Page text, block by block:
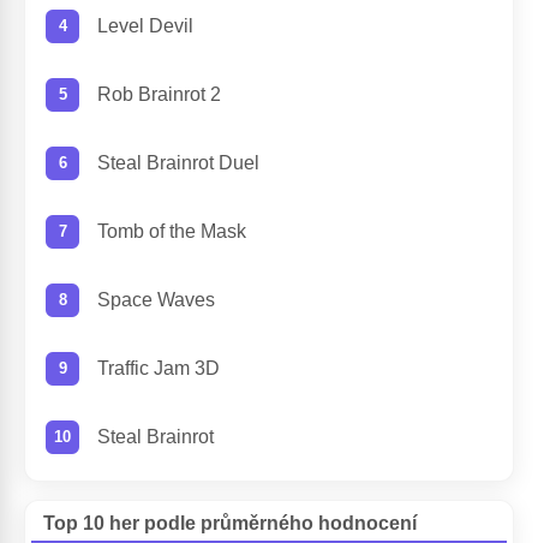
Level Devil
Rob Brainrot 2
Steal Brainrot Duel
Tomb of the Mask
Space Waves
Traffic Jam 3D
Steal Brainrot
Top 10 her podle průměrného hodnocení